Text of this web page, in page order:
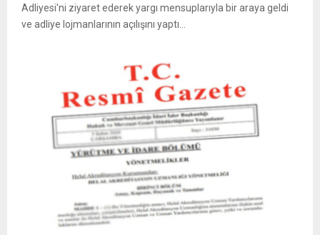
Adliyesi'ni ziyaret ederek yargı mensuplarıyla bir araya geldi
ve adliye lojmanlarının açılışını yaptı...